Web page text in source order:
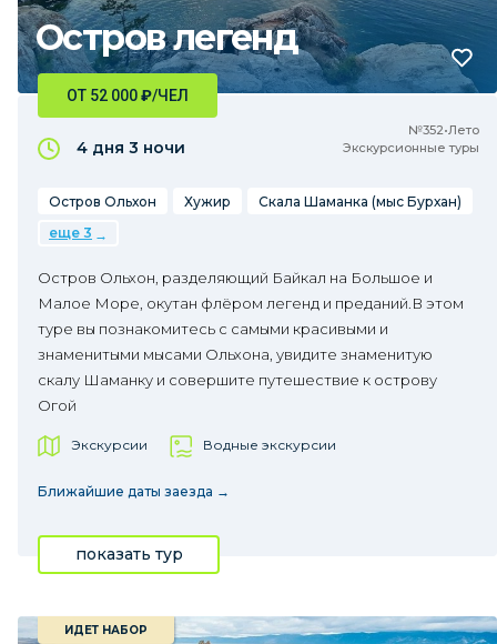
Остров легенд
№352•Лето
Экскурсионные туры
ОТ 52 000₽/ЧЕЛ
4 дня 3 ночи
Остров Ольхон Хужир
Скала Шаманка (мыс Бурхан)
еще 3
Остров Ольхон, разделяющий Байкал на Большое и
Малое Море, окутан флёром легенд и преданий.В этом
туре вы познакомитесь с самыми красивыми и
знаменитыми мысами Ольхона, увидите знаменитую
скалу Шаманку и совершите путешествие к острову
Огой
Экскурсии Водные экскурсии
Ближайшие даты заезда →
показать тур
ИДЕТ НАБОР